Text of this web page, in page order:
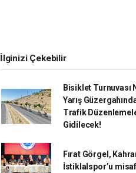
İlginizi Çekebilir
Bisiklet Turnuvası
Yarış
Trafik
Gidilecek!
Fırat Görgel,
İstiklalspor’u